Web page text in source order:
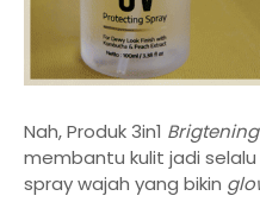
Nah, Produk 3in1
membantu kulit jadi
spray wajah yang bikin